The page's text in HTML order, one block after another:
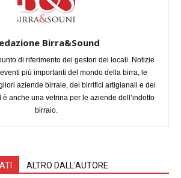
Birra&Sound
di riferimento dei gestori dei locali. Notizie
più importanti del mondo della birra, le
aziende birraie, dei birrifici artigianali e dei
è anche una vetrina per le aziende dell’indotto
birraio.
ALTRO DALL'AUTORE